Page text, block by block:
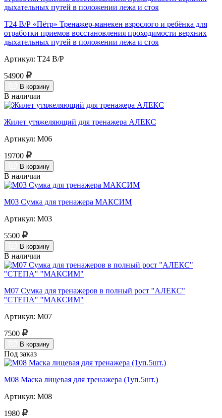
Т24 В/Р «Пётр» Тренажер-манекен взрослого и ребёнка для
отработки приемов восстановления проходимости верхних
дыхательных путей в положении лежа и стоя
Артикул: Т24 В/Р
54900
В корзину
В наличии
Жилет утяжеляющий для тренажера АЛЕКС
Артикул: М06
19700
В корзину
В наличии
М03 Сумка для тренажера МАКСИМ
Артикул: М03
5500
В корзину
В наличии
М07 Сумка для тренажеров в полный рост "АЛЕКС"
"СТЕПА" "МАКСИМ"
Артикул: М07
7500
В корзину
Под заказ
М08 Маска лицевая для тренажера (1уп.5шт.)
Артикул: М08
1980